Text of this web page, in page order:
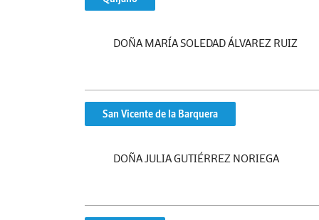
DOÑA MARÍA SOLEDAD ÁLVAREZ RUIZ
San Vicente de la Barquera
DOÑA JULIA GUTIÉRREZ NORIEGA